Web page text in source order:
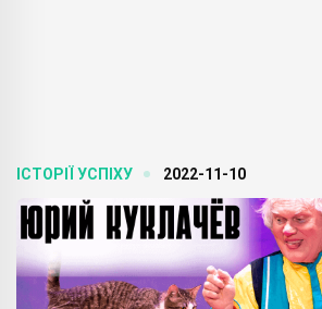
ІСТОРІЇ УСПІХУ 2022-11-10